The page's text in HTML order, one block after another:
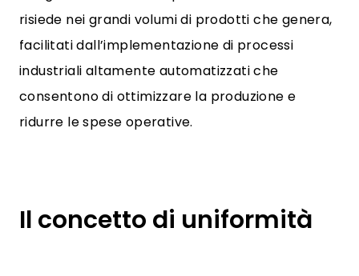
risiede nei grandi volumi di prodotti che genera,
facilitati dall’implementazione di processi
industriali altamente automatizzati che
consentono di ottimizzare la produzione e
ridurre le spese operative.
Il concetto di uniformità